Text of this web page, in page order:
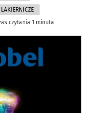
czytania 1 minuta